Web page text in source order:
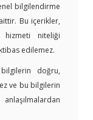
bilgilendirme
Bu içerikler,
hizmeti niteliği
edilemez.
doğru,
ve bu bilgilerin